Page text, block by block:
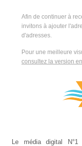
Afin de continuer à
invitons à ajouter
d'adresses.
Pour une meilleure
consultez la version
Le média digital N°1